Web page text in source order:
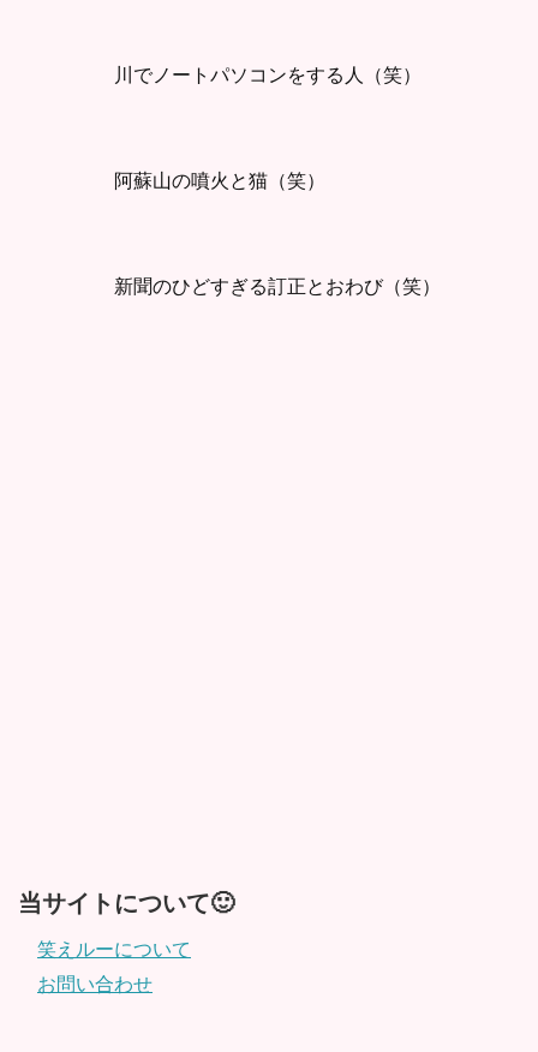
川でノートパソコンをする人（笑）
阿蘇山の噴火と猫（笑）
新聞のひどすぎる訂正とおわび（笑）
当サイトについて🙂
笑えルーについて
お問い合わせ